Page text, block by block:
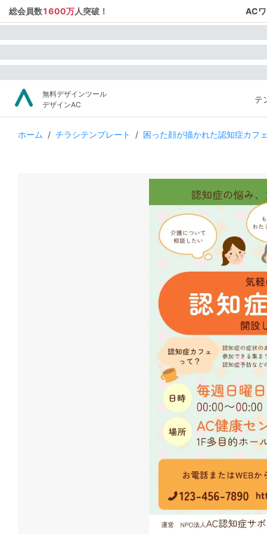
総会員数1600万人突破！ AC
無料デザインツール
デザインAC
テ
ホーム / チラシテンプレート / 困った顔が描かれた認知症カフ